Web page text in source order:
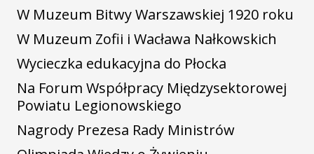
W Muzeum Bitwy Warszawskiej 1920 roku
W Muzeum Zofii i Wacława Nałkowskich
Wycieczka edukacyjna do Płocka
Na Forum Współpracy Międzysektorowej
Powiatu Legionowskiego
Nagrody Prezesa Rady Ministrów